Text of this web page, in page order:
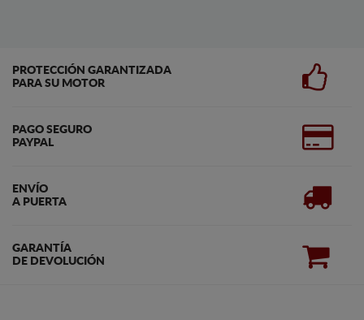
PROTECCIÓN GARANTIZADA
PARA SU MOTOR
PAGO SEGURO
PAYPAL
ENVÍO
A PUERTA
GARANTÍA
DE DEVOLUCIÓN